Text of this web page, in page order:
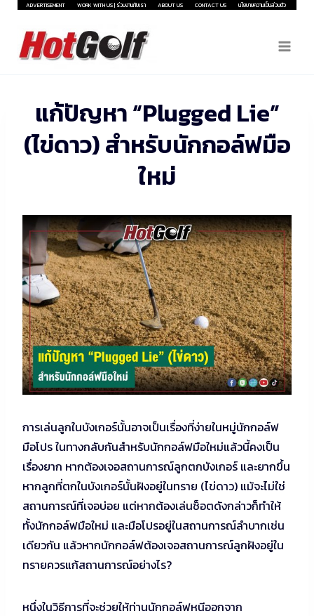
Skip
content
ADVERTISEMENT WORK WITH US | ร่วมงานกับเรา ABOUT US CONTACT US นโยบายความเป็นส่วนตัว
แก้ปัญหา “Plugged Lie”
(ไข่ดาว) สำหรับนักกอล์ฟมือ
ใหม่
การเล่นลูกในบังเกอร์นั้นอาจเป็นเรื่องที่ง่ายในหมู่นักกอล์ฟ
มือโปร ในทางกลับกันสำหรับนักกอล์ฟมือใหม่แล้วนี้คงเป็น
เรื่องยาก หากต้องเจอสถานการณ์ลูกตกบังเกอร์ และยากขึ้น
หากลูกที่ตกในบังเกอร์นั้นฝังอยู่ในทราย (ไข่ดาว) แม้จะไม่ใช่
สถานการณ์ที่เจอบ่อย แต่หากต้องเล่นช็อตดังกล่าวก็ทำให้
ทั้งนักกอล์ฟมือใหม่ และมือโปรอยู่ในสถานการณ์ลำบากเช่น
เดียวกัน แล้วหากนักกอล์ฟต้องเจอสถานการณ์ลูกฝังอยู่ใน
ทรายควรแก้สถานการณ์อย่างไร?
หนึ่งในวิธีการที่จะช่วยให้ท่านนักกอล์ฟหนีออกจาก